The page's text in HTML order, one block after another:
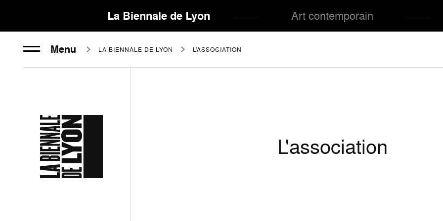
La Biennale de Lyon Art contemporain
Menu LA BIENNALE DE LYON L'ASSOCIATION
L'association